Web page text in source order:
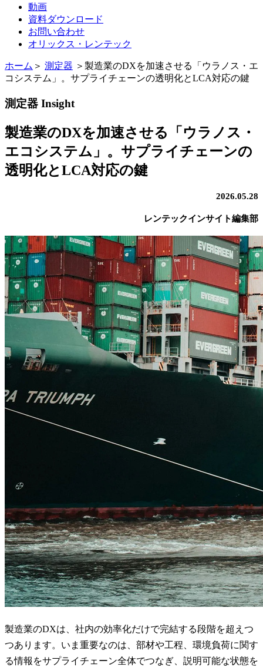
動画
資料ダウンロード
お問い合わせ
オリックス・レンテック
ホーム ＞ 測定器 ＞ 製造業のDXを加速させる「ウラノス・エ
コシステム」。サプライチェーンの透明化とLCA対応の鍵
測定器 Insight
製造業のDXを加速させる「ウラノス・
エコシステム」。サプライチェーンの
透明化とLCA対応の鍵
2026.05.28
レンテックインサイト編集部
製造業のDXは、社内の効率化だけで完結する段階を超えつ
つあります。いま重要なのは、部材や工程、環境負荷に関す
る情報をサプライチェーン全体でつなぎ、説明可能な状態を